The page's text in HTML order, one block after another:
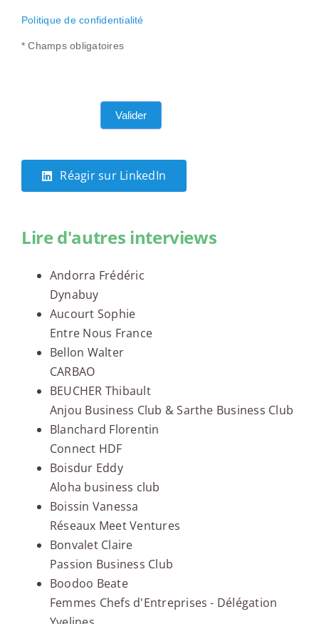
Politique de confidentialité
* Champs obligatoires
Valider
Réagir sur LinkedIn
Lire d'autres interviews
Andorra Frédéric
Dynabuy
Aucourt Sophie
Entre Nous France
Bellon Walter
CARBAO
BEUCHER Thibault
Anjou Business Club & Sarthe Business Club
Blanchard Florentin
Connect HDF
Boisdur Eddy
Aloha business club
Boissin Vanessa
Réseaux Meet Ventures
Bonvalet Claire
Passion Business Club
Boodoo Beate
Femmes Chefs d'Entreprises - Délégation